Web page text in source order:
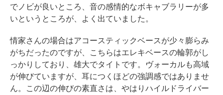
でノビが良いところ、音の感情的なボキャブラリーが多
いというところが、よく出ていました。
情家さんの場合はアコースティックベースが少々膨らみ
がちだったのですが、こちらはエレキベースの輪郭がし
っかりしており、雄大でタイトです。ヴォーカルも高域
が伸びていますが、耳につくほどの強調感ではありませ
ん。この辺の伸びの素直さは、やはりハイルドライバー